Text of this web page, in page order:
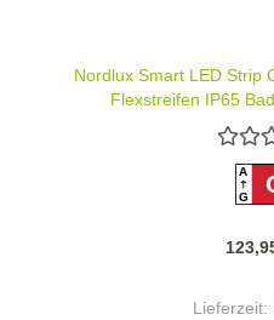
Nordlux Smart LED Strip
Flexstreifen IP65
A
G
Lieferzeit: